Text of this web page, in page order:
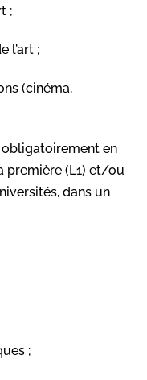
;
l’art ;
(cinéma,
obligatoirement en
première (L1) et/ou
dans un
;